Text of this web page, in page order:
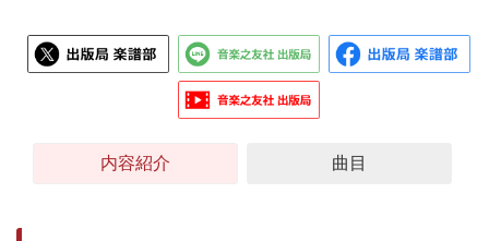
内容紹介 曲目